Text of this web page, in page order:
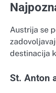
Austrija se
destinacija
St. Anton